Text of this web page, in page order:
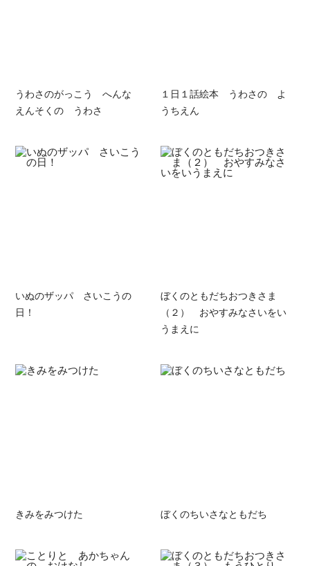
うわさのがっこう へんな
えんそくの うわさ
１日１話絵本 うわさの よ
うちえん
いぬのザッパ さいこうの
日！
ぼくのともだちおつきさま
（２） おやすみなさいをい
うまえに
きみをみつけた ぼくのちいさなともだち